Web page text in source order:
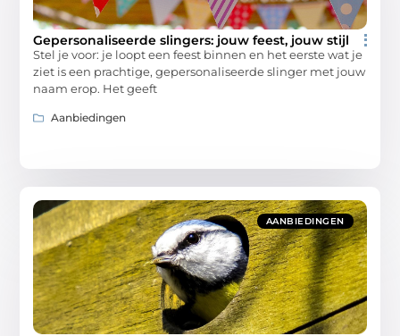
Gepersonaliseerde slingers: jouw feest, jouw stijl
Stel je voor: je loopt een feest binnen en het eerste wat je
ziet is een prachtige, gepersonaliseerde slinger met jouw
naam erop. Het geeft
Aanbiedingen
AANBIEDINGEN